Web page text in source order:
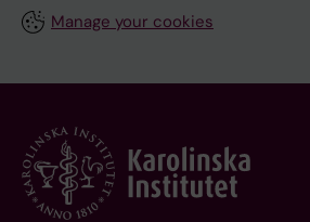
Manage your cookies